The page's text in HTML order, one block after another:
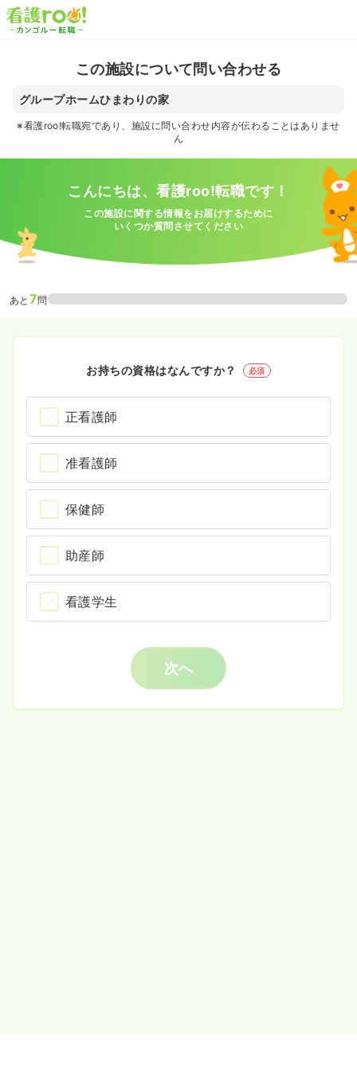
この施設について問い合わせる
グループホームひまわりの家
※看護roo!転職宛であり、施設に問い合わせ内容が伝わることはありませ
ん
こんにちは、看護roo!転職です！
この施設に関する情報をお届けするために
いくつか質問させてください
あと 7問
お持ちの資格はなんですか？ 必須
正看護師
准看護師
保健師
助産師
看護学生
次へ